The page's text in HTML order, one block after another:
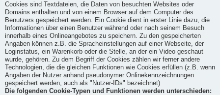
Cookies sind Textdateien, die Daten von besuchten Websites oder
Domains enthalten und von einem Browser auf dem Computer des
Benutzers gespeichert werden. Ein Cookie dient in erster Linie dazu, die
Informationen über einen Benutzer während oder nach seinem Besuch
innerhalb eines Onlineangebotes zu speichern. Zu den gespeicherten
Angaben können z.B. die Spracheinstellungen auf einer Webseite, der
Loginstatus, ein Warenkorb oder die Stelle, an der ein Video geschaut
wurde, gehören. Zu dem Begriff der Cookies zählen wir ferner andere
Technologien, die die gleichen Funktionen wie Cookies erfüllen (z.B. wenn
Angaben der Nutzer anhand pseudonymer Onlinekennzeichnungen
gespeichert werden, auch als "Nutzer-IDs" bezeichnet)
Die folgenden Cookie-Typen und Funktionen werden unterschieden: